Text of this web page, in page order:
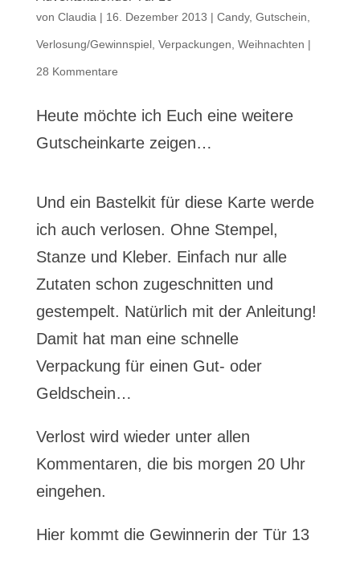
von Claudia | 16. Dezember 2013 | Candy, Gutschein
Verlosung/Gewinnspiel, Verpackungen Weihnachten |
28 Kommentare
Heute möchte ich Euch eine weitere
Gutscheinkarte zeigen…
Und ein Bastelkit für diese Karte werde
ich auch verlosen. Ohne Stempel,
Stanze und Kleber. Einfach nur alle
Zutaten schon zugeschnitten und
gestempelt. Natürlich mit der Anleitung!
Damit hat man eine schnelle
Verpackung für einen Gut- oder
Geldschein…
Verlost wird wieder unter allen
Kommentaren, die bis morgen 20 Uhr
eingehen.
Hier kommt die Gewinnerin der Tür 13